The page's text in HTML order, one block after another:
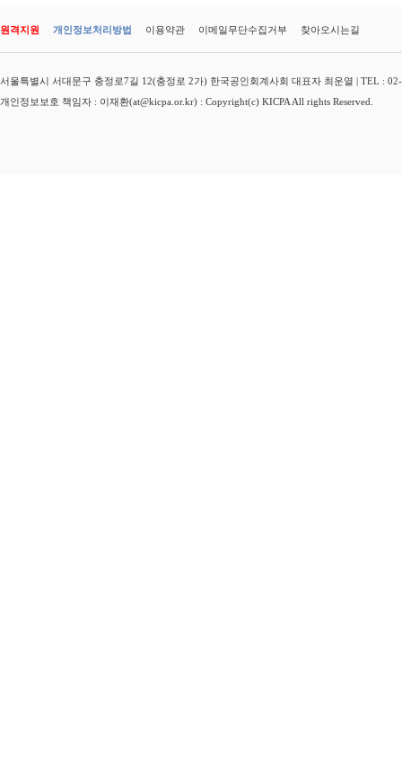
원격지원 개인정보처리방법 이용약관 이메일무단수집거부 찾아오시는길
서울특별시 서대문구 충정로7길 12(충정로 2가) 한국공인회계사회 대표자 최운열 | TEL :
개인정보보호 책임자 : 이재환(at@kicpa.or.kr) : Copyright(c) KICPA All rights Reserved.